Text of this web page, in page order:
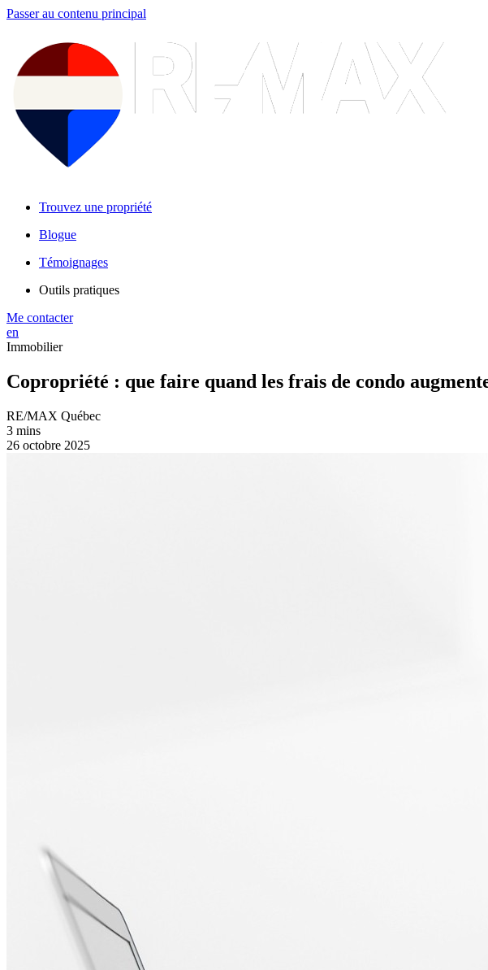
Passer au contenu principal
Trouvez une propriété
Blogue
Témoignages
Outils pratiques
Me contacter
en
Immobilier
Copropriété : que faire quand les frais de condo
RE/MAX Québec
3 mins
26 octobre 2025